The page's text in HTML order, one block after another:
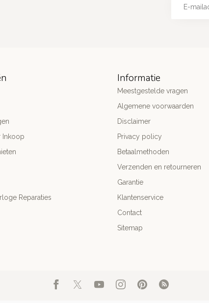
Inkoop
Reparaties
Informatie
Meestgestelde vragen
Algemene voorwaarden
Disclaimer
Privacy policy
Betaalmethoden
Verzenden en retourneren
Garantie
Klantenservice
Contact
Sitemap